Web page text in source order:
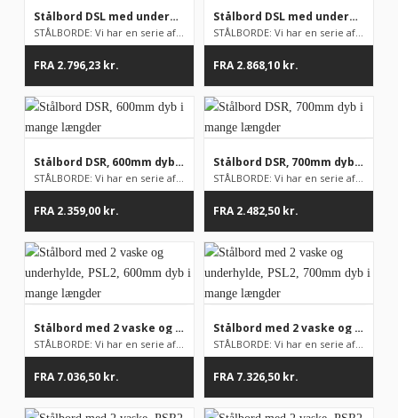
Stålbord DSL med underhylde, 600mm dyb i mange længder
STÅLBORDE: Vi har en serie af stålborde på lager, men som udga...
FRA2.796,23 kr.
Stålbord DSL med underhylde, 700mm dyb i mange længder
STÅLBORDE: Vi har en serie af stålborde på lager, men som udga...
FRA2.868,10 kr.
Stålbord DSR, 600mm dyb i mange længder
STÅLBORDE: Vi har en serie af stålborde på lager, men som udga...
FRA2.359,00 kr.
Stålbord DSR, 700mm dyb i mange længder
STÅLBORDE: Vi har en serie af stålborde på lager, men som udga...
FRA2.482,50 kr.
Stålbord med 2 vaske og underhylde, PSL2, 600mm dyb i mange længder
STÅLBORDE: Vi har en serie af stålborde på lager, men som udga...
FRA7.036,50 kr.
Stålbord med 2 vaske og underhylde, PSL2, 700mm dyb i mange længder
STÅLBORDE: Vi har en serie af stålborde på lager, men som udga...
FRA7.326,50 kr.